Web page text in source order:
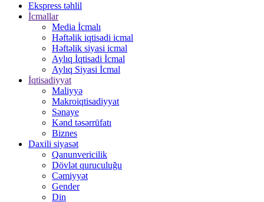
Ekspress təhlil
İcmallar
Media İcmalı
Həftəlik iqtisadi icmal
Həftəlik siyasi icmal
Aylıq İqtisadi İcmal
Aylıq Siyasi İcmal
İqtisadiyyat
Maliyyə
Makroiqtisadiyyat
Sənaye
Kənd təsərrüfatı
Biznes
Daxili siyasət
Qanunvericilik
Dövlət quruculuğu
Cəmiyyət
Gender
Din